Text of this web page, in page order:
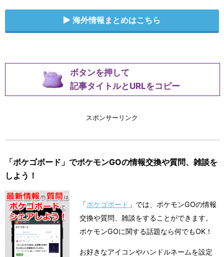
海外情報まとめはこちら
ボタンを押して
記事タイトルとURLをコピー
スポンサーリンク
「ポケゴボード」でポケモンGOの情報交換や質問、雑談を
しよう！
「ポケゴボード 」では、ポケモンGOの情報
交換や質問、雑談をすることができます。
ポケモンGOに関する話題なら何でもOK！
お好きなアイコンやハンドルネームを設定